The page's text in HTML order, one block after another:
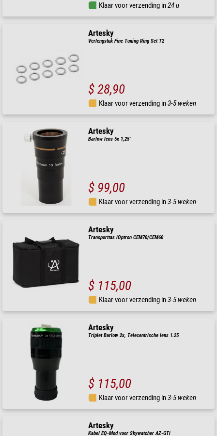
Klaar voor verzending in24 u
Artesky
Verlengstuk Fine Tuning Ring Set T2
$ 28,90
Klaar voor verzending in3-5 weken
Artesky
Barlow lens 5x 1,25"
$ 99,00
Klaar voor verzending in3-5 weken
Artesky
Transporttas iOptron CEM70/CEM60
$ 115,00
Klaar voor verzending in3-5 weken
Artesky
Triplet Barlow 2x, Telecentrische lens 1.25
$ 115,00
Klaar voor verzending in3-5 weken
Artesky
Kabel EQ-Mod voor Skywatcher AZ-GTi